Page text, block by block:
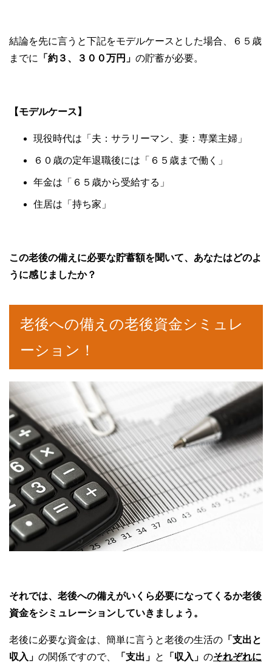
結論を先に言うと下記をモデルケースとした場合、６５歳
までに
「約３、３００万円」 の貯蓄が必要。
【モデルケース】
現役時代は「夫：サラリーマン、妻：専業主婦」
６０歳の定年退職後には「６５歳まで働く」
年金は「６５歳から受給する」
住居は「持ち家」
この老後の備えに必要な貯蓄額を聞いて、あなたはどのよ
うに感じましたか？
老後への備えの老後資金シミュレ
ーション！
それでは、老後への備えがいくら必要になってくるか老後
資金をシミュレーションしていきましょう。
老後に必要な資金は、簡単に言うと老後の生活の 「支出と
収入」 の関係ですので、 「支出」 と 「収入」 のそれぞれに